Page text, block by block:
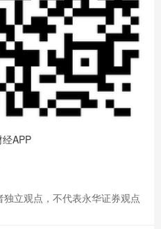
APP
独立观点，不代表永华证券观点